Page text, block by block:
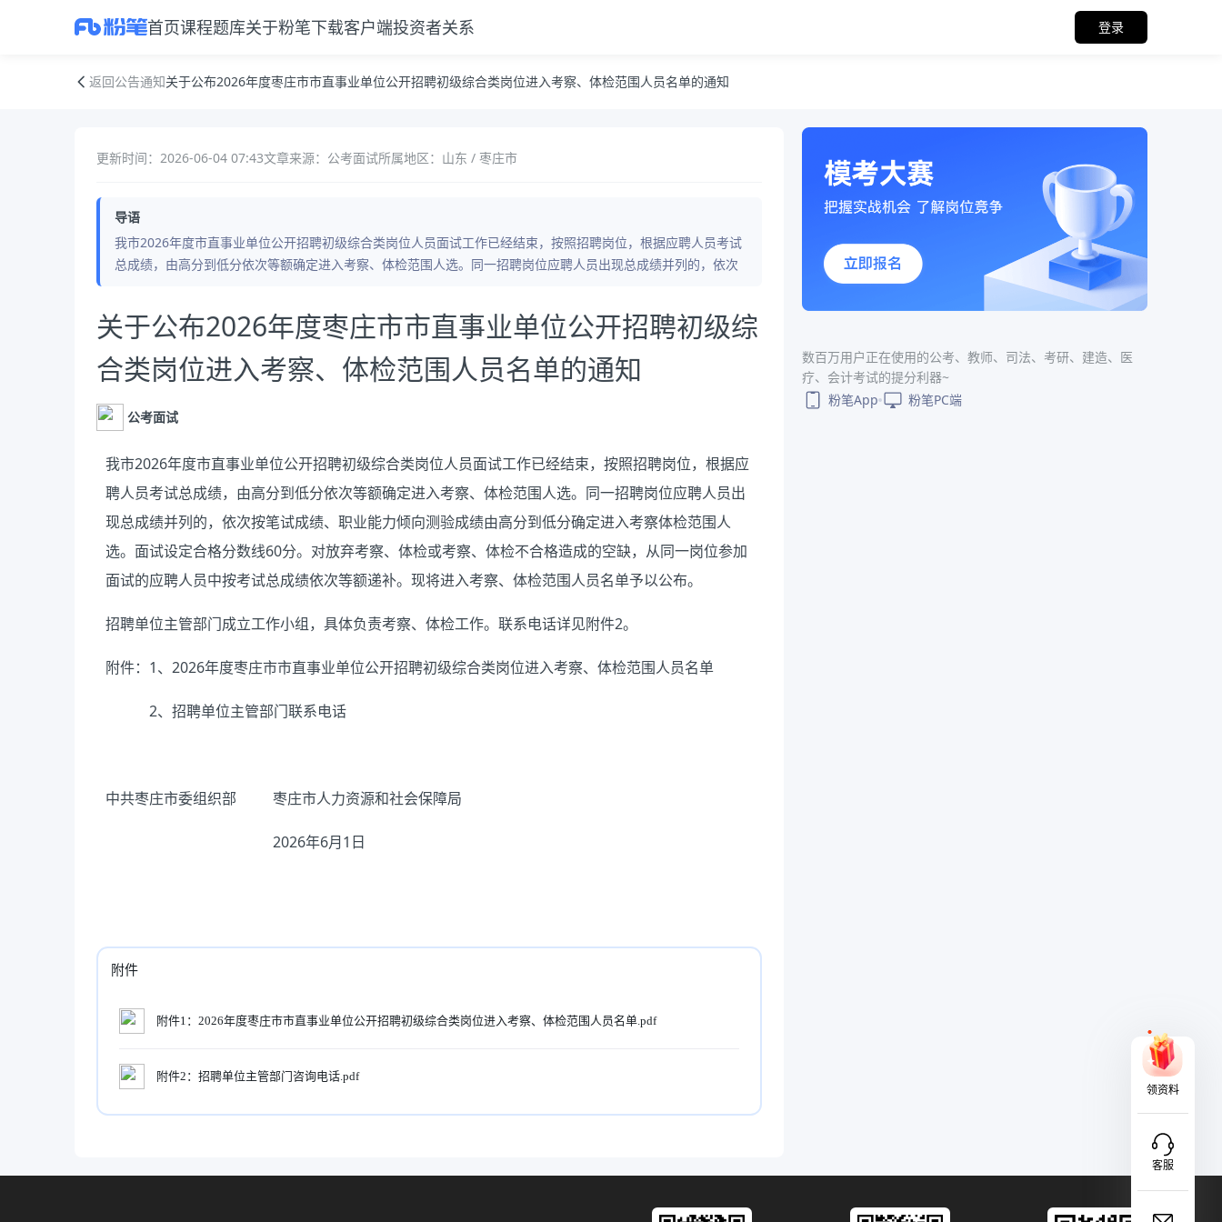
首页课程题库关于粉笔下载客户端投资者关系 登录
返回公告通知关于公布2026年度枣庄市市直事业单位公开招聘初级综合类岗位进入考察、体检范围人员名单的通知
更新时间：2026-06-04 07:43文章来源：公考面试所属地区：山东 / 枣庄市
导语
我市2026年度市直事业单位公开招聘初级综合类岗位人员面试工作已经结束，按照招聘岗位，根据应聘人员考试
总成绩，由高分到低分依次等额确定进入考察、体检范围人选。同一招聘岗位应聘人员出现总成绩并列的，依次
公告正文
关于公布2026年度枣庄市市直事业单位公开招聘初级综
合类岗位进入考察、体检范围人员名单的通知
公考面试
我市2026年度市直事业单位公开招聘初级综合类岗位人员面试工作已经结束， 按照招聘岗位，根据应
聘人员考试总成绩，由高分到低分依次等额确定进入考察、体检范围人选。 同一招聘岗位应聘人员出
现总成绩并列的， 依次按笔试成绩、职业能力倾向测验成绩由高分到低分确定进入考察体检范围人
选。 面试设定合格分数线60分。 对放弃考察、体检或考察、体检不合格造成的空缺， 从同一岗位参加
面试的应聘人员中按考试总成绩依次等额递补。 现将进入考察、体检范围人员名单予以公布。
招聘单位主管部门成立工作小组，具体负责考察、体检工作。联系电话详见附件2。
附件： 1、 2026年度枣庄市市直事业单位公开招聘初级综合类岗位进入考察、体检范围人员名单
2、 招聘单位主管部门联系电话
中共枣庄市委组织部 枣庄市人力资源和社会保障局
2026年6月1 日
附件
附件1：2026年度枣庄市市直事业单位公开招聘初级综合类岗位进入考察、体检范围人员名单.pdf
附件2：招聘单位主管部门咨询电话.pdf
数百万用户正在使用的公考、教师、司法、考研、建造、医
疗、会计考试的提分利器~
粉笔App
粉笔PC端
领资料
客服